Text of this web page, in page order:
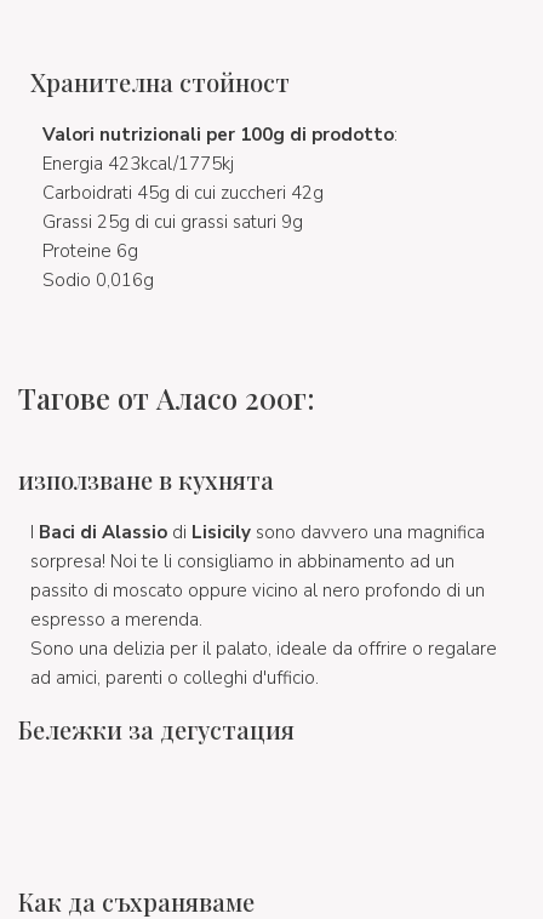
Хранителна стойност
Valori nutrizionali per 100g di prodotto:
Energia 423kcal/1775kj
Carboidrati 45g di cui zuccheri 42g
Grassi 25g di cui grassi saturi 9g
Proteine 6g
Sodio 0,016g
Тагове от Аласо 200г:
използване в кухнята
I Baci di Alassio di Lisicily sono davvero una magnifica
sorpresa! Noi te li consigliamo in abbinamento ad un
passito di moscato oppure vicino al nero profondo di un
espresso a merenda.
Sono una delizia per il palato, ideale da offrire o regalare
ad amici, parenti o colleghi d'ufficio.
Бележки за дегустация
Как да съхраняваме